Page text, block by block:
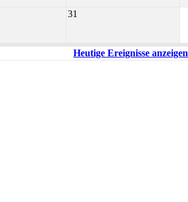
31
Heutige Ereignisse anzeigen